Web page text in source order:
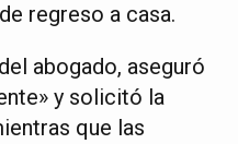
regreso a casa.
abogado, aseguró
y solicitó la
que las